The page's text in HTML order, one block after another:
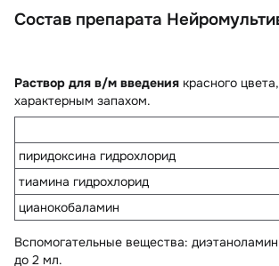
Состав препарата
Раствор для в/м введения красного
характерным запахом.
пиридоксина гидрохлорид
тиамина гидрохлорид
цианокобаламин
Вспомогательные вещества:
до 2 мл.